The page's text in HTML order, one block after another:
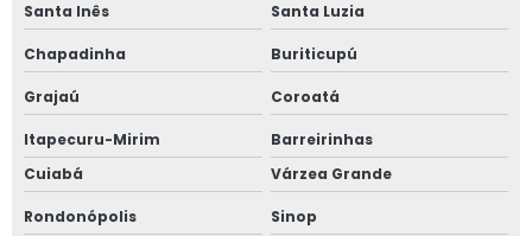
Santa Inês Santa Luzia
Chapadinha Buriticupú
Grajaú Coroatá
Itapecuru-Mirim
Barreirinhas
Cuiabá
Várzea Grande
Rondonópolis Sinop